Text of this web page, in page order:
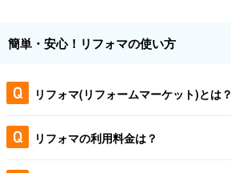
簡単・安心！リフォマの使い方
リフォマ(リフォームマーケット)とは？
リフォマの利用料金は？